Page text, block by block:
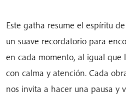
Este gatha resume el espíritu
un suave recordatorio para
en cada momento, al igual que
con calma y atención. Cada
nos invita a hacer una pausa y